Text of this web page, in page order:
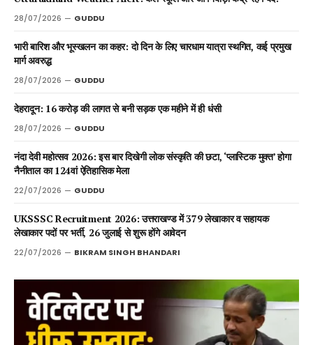
28/07/2026 GUDDU
भारी बारिश और भूस्खलन का कहर: दो दिन के लिए चारधाम यात्रा स्थगित, कई प्रमुख
मार्ग अवरुद्ध
28/07/2026 GUDDU
देहरादून: 16 करोड़ की लागत से बनी सड़क एक महीने में ही धंसी
28/07/2026 GUDDU
नंदा देवी महोत्सव 2026: इस बार दिखेगी लोक संस्कृति की छटा, ‘प्लास्टिक मुक्त’ होगा
नैनीताल का 124वां ऐतिहासिक मेला
22/07/2026 GUDDU
UKSSSC Recruitment 2026: उत्तराखण्ड में 379 लेखाकार व सहायक
लेखाकार पदों पर भर्ती, 26 जुलाई से शुरू होंगे आवेदन
22/07/2026 BIKRAM SINGH BHANDARI